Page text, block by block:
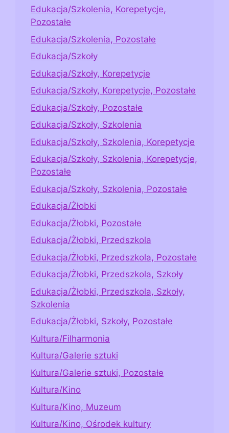
Edukacja/Szkolenia, Korepetycje,
Pozostałe
Edukacja/Szkolenia, Pozostałe
Edukacja/Szkoły
Edukacja/Szkoły, Korepetycje
Edukacja/Szkoły, Korepetycje, Pozostałe
Edukacja/Szkoły, Pozostałe
Edukacja/Szkoły, Szkolenia
Edukacja/Szkoły, Szkolenia, Korepetycje
Edukacja/Szkoły, Szkolenia, Korepetycje,
Pozostałe
Edukacja/Szkoły, Szkolenia, Pozostałe
Edukacja/Żłobki
Edukacja/Żłobki, Pozostałe
Edukacja/Żłobki, Przedszkola
Edukacja/Żłobki, Przedszkola, Pozostałe
Edukacja/Żłobki, Przedszkola, Szkoły
Edukacja/Żłobki, Przedszkola, Szkoły,
Szkolenia
Edukacja/Żłobki, Szkoły, Pozostałe
Kultura/Filharmonia
Kultura/Galerie sztuki
Kultura/Galerie sztuki, Pozostałe
Kultura/Kino
Kultura/Kino, Muzeum
Kultura/Kino, Ośrodek kultury